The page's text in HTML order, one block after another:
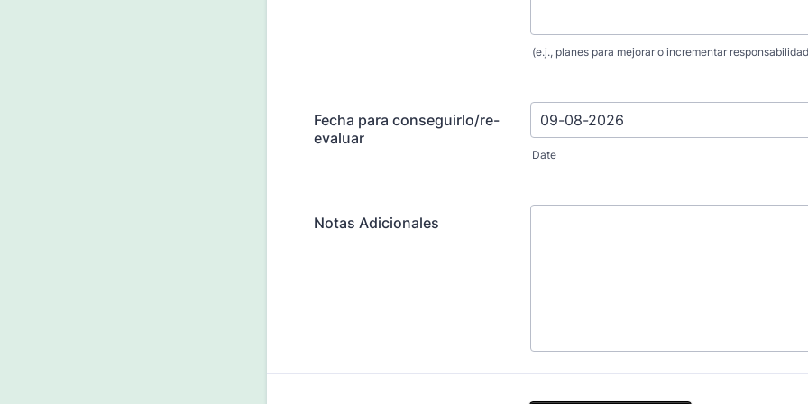
(e.j., planes para mejorar o incrementar
Fecha para conseguirlo/re-
evaluar
Date
Notas Adicionales